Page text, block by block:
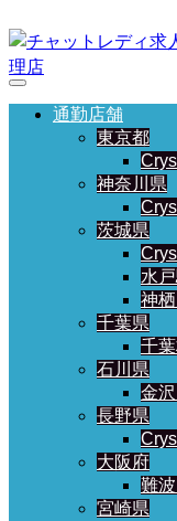
通勤店舗
東京都
神奈川県
茨城県
水
神
千葉県
千
石川県
金
長野県
大阪府
難
宮崎県